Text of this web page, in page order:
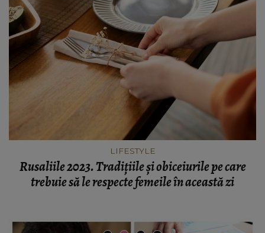
LIFESTYLE
Rusaliile 2023. Tradițiile și obiceiurile pe care
trebuie să le respecte femeile în această zi